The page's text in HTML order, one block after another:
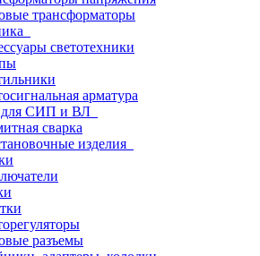
трансформаторы
светотехники
арматура
для СИП и ВЛ
сварка
изделия
разъемы